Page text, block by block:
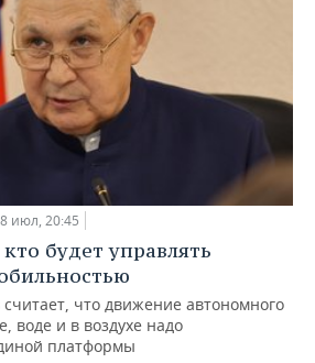
июл, 20:45
будет управлять
что движение автономного
воде и в воздухе надо
платформы